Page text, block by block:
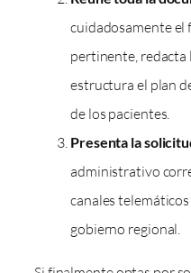
cuidadosamente
pertinente, redacta
estructura el plan
de los pacientes.
Presenta la
administrativo
canales
gobierno regional.